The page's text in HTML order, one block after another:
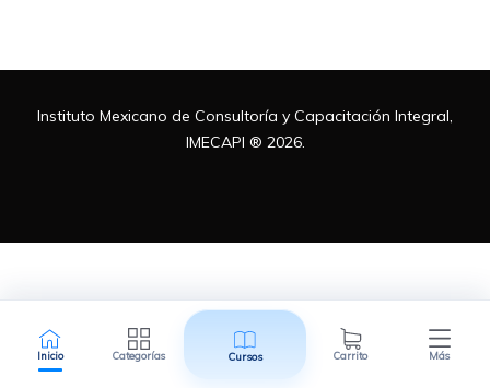
Inicio Categorías Cursos Carrito Más
Normatividad Mexicana
Instituto Mexicano de Consultoría y Capacitación Integral,
IMECAPI ® 2026.